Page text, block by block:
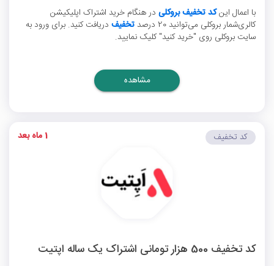
با اعمال اینکد تخفیف بروکلی در هنگام خرید اشتراک اپلیکیشن
کالری‌شمار بروکلی می‌توانید 20 درصد
تخفیف دریافت کنید. برای ورود به
سایت بروکلی روی "خرید کنید" کلیک نمایید.
مشاهده
کد تخفیف 500 هزار تومانی اشتراک یک ساله اپتیت
کد تخفیف 1 ماه بعد